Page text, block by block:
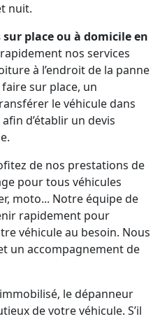
nuit.
place ou à domicile en
nos services
à l’endroit de la panne
sur place, un
le véhicule dans
d’établir un devis
de nos prestations de
pour tous véhicules
moto... Notre équipe de
rapidement pour
véhicule au besoin. Nous
un accompagnement de
le dépanneur
de votre véhicule. S’il